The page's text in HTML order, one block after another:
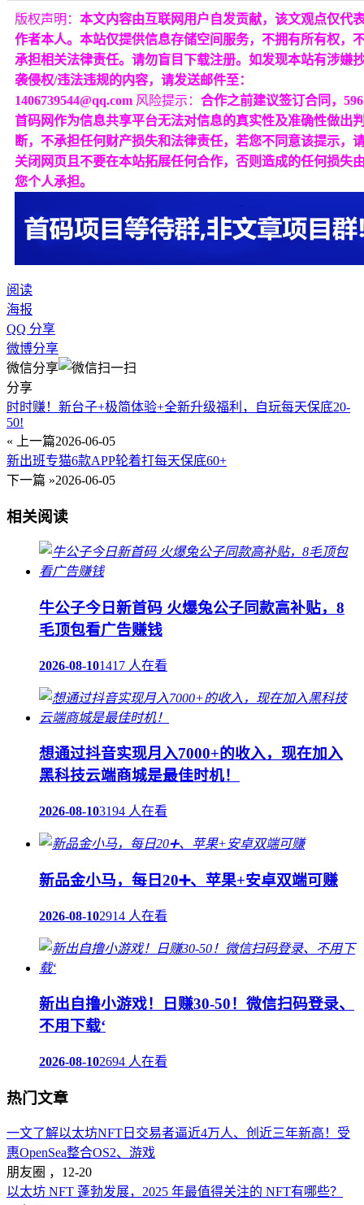
版权声明： 本文内容由互联网用户自发贡献，该文观点仅代
作者本人。本站仅提供信息存储空间服务，不拥有所有权，
承担相关法律责任。请勿盲目下载注册。如发现本站有涉嫌
袭侵权/违法违规的内容，请发送邮件至：
1406739544@qq.com 风险提示： 合作之前建议签订合同，596
首码网作为信息共享平台无法对信息的真实性及准确性做出
断，不承担任何财产损失和法律责任，若您不同意该提示，
关闭网页且不要在本站拓展任何合作，否则造成的任何损失
您个人承担。
阅读
海报
QQ 分享
微博分享
微信分享
分享
时时赚！新台子+极简体验+全新升级福利，自玩每天保底20-
50!
« 上一篇2026-06-05
新出班专猫6款APP轮着打每天保底60+
下一篇 »2026-06-05
相关阅读
牛公子今日新首码 火爆兔公子同款高补贴，8
毛顶包看广告赚钱
2026-08-101417 人在看
想通过抖音实现月入7000+的收入，现在加入
黑科技云端商城是最佳时机！
2026-08-103194 人在看
新品金小马，每日20➕、苹果+安卓双端可赚
2026-08-102914 人在看
新出自撸小游戏！日赚30-50！微信扫码登录、
不用下载‘
2026-08-102694 人在看
热门文章
一文了解以太坊NFT日交易者逼近4万人、创近三年新高！受
惠OpenSea整合OS2、游戏
朋友圈 ， 12-20
以太坊 NFT 蓬勃发展，2025 年最值得关注的 NFT有哪些？